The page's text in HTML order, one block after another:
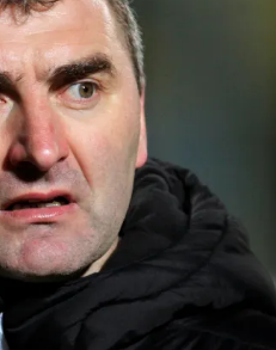
Moderní pětiboj
Motorsport
Olympijské hry
Parasport
Plavání
Plážový volejbal